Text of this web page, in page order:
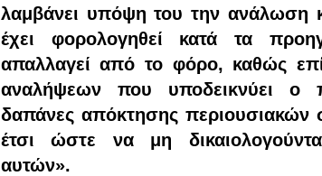
λαμβάνει υπόψη του την ανάλωση
έχει φορολογηθεί κατά τα
απαλλαγεί από το φόρο, καθώς
αναλήψεων που υποδεικνύει ο
δαπάνες απόκτησης περιουσιακών
έτσι ώστε να μη
αυτών».